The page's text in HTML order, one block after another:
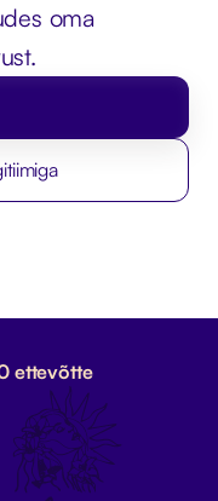
oma
ettevõtte